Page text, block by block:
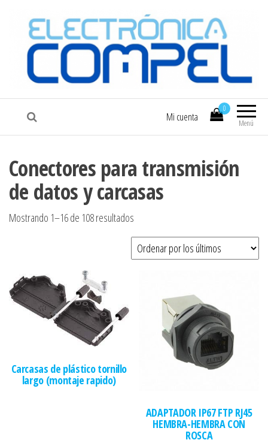
COMPEL Electrónica COMPEL
Menú
0
Mi cuenta
Conectores para transmisión
de datos y carcasas
Mostrando 1–16 de 108 resultados
Carcasas de plástico tornillo
largo (montaje rapido)
ADAPTADOR IP67 FTP RJ45
HEMBRA-HEMBRA CON
ROSCA